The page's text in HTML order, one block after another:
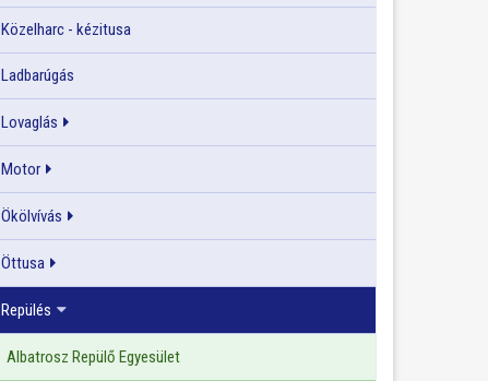
Közelharc - kézitusa
Ladbarúgás
Lovaglás
Motor
Ökölvívás
Öttusa
Repülés
Albatrosz Repülő Egyesület